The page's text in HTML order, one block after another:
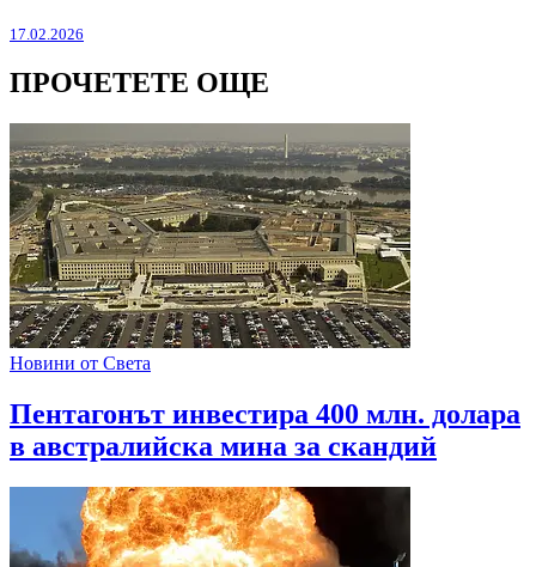
17.02.2026
ПРОЧЕТЕТЕ ОЩЕ
Новини от Света
Пентагонът инвестира 400 млн. долара
в австралийска мина за скандий